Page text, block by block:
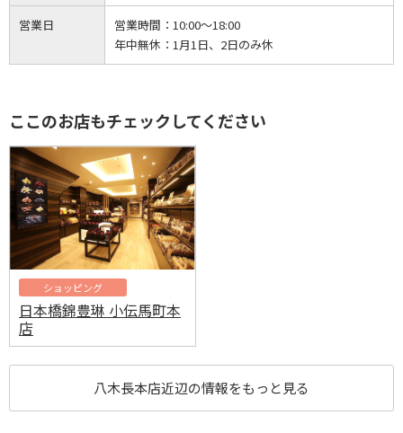
営業日 営業時間： 10:00～18:00
年中無休： 1月1日、2日のみ休
ここのお店もチェックしてください
ショッピング
日本橋錦豊琳 小伝馬町本
店
八木長本店近辺の情報をもっと見る